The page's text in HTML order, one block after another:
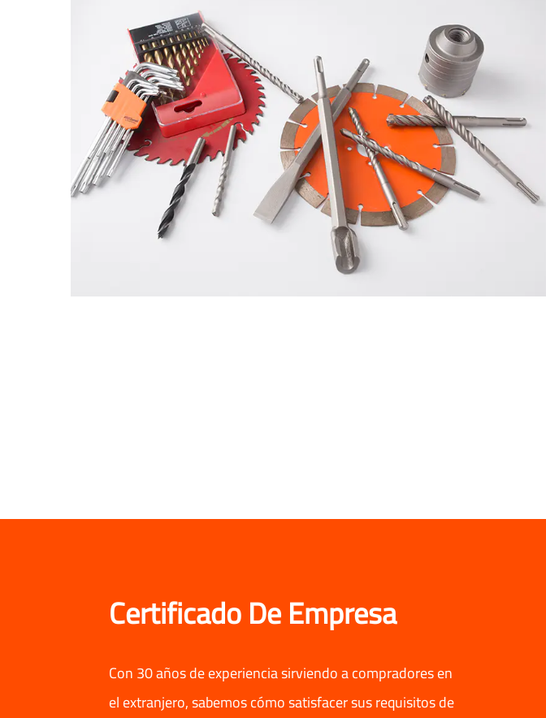
Certificado De Empresa
Con 30 años de experiencia sirviendo a compradores en
el extranjero, sabemos cómo satisfacer sus requisitos de